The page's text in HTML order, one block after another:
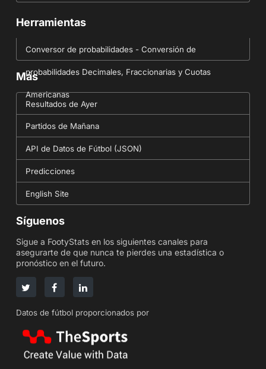
Herramientas
Conversor de probabilidades - Conversión de
probabilidades Decimales, Fraccionarias y Cuotas
Americanas
Más
Resultados de Ayer
Partidos de Mañana
API de Datos de Fútbol (JSON)
Predicciones
English Site
Síguenos
Sigue a FootyStats en los siguientes canales para
asegurarte de que nunca te pierdes una estadística o
pronóstico en el futuro.
Datos de fútbol proporcionados por